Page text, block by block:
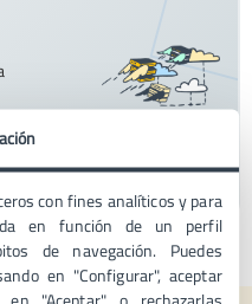
con fines analíticos y para
en función de un perfil
de navegación. Puedes
en "Configurar", aceptar